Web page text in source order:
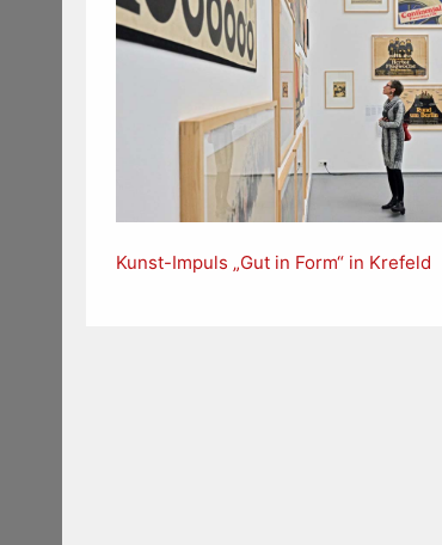
Kunst-Impuls „Gut in Form“ in Krefeld